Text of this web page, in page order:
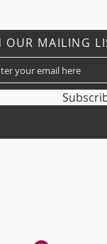
OUR MAILING